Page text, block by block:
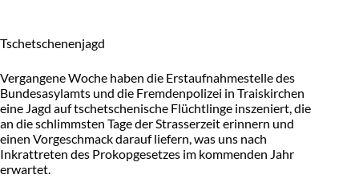
Tschetschenenjagd
Vergangene Woche haben die Erstaufnahmestelle des
Bundesasylamts und die Fremdenpolizei in Traiskirchen
eine Jagd auf tschetschenische Flüchtlinge inszeniert, die
an die schlimmsten Tage der Strasserzeit erinnern und
einen Vorgeschmack darauf liefern, was uns nach
Inkrattreten des Prokopgesetzes im kommenden Jahr
erwartet.